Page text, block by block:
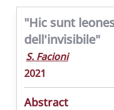
"Hic sunt
dell'invisibile"
S. Facioni
2021
Abstract